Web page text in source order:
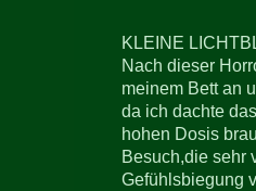
KLEINE
Nach dieser
meinem Bett an
da ich dachte
hohen Dosis
Besuch,die sehr
Gefühlsbiegung